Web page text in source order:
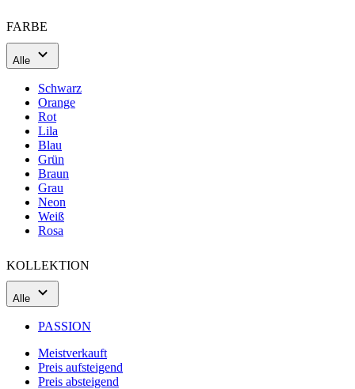
FARBE
Alle
Schwarz
Orange
Rot
Lila
Blau
Grün
Braun
Grau
Neon
Weiß
Rosa
KOLLEKTION
Alle
PASSION
Meistverkauft
Preis aufsteigend
Preis absteigend